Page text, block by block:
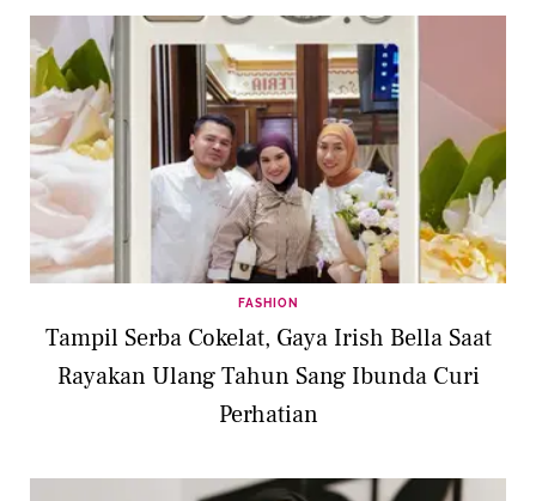
FASHION
Tampil Serba Cokelat, Gaya Irish Bella Saat
Rayakan Ulang Tahun Sang Ibunda Curi
Perhatian